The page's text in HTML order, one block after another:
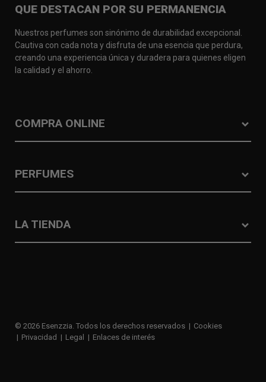
QUE DESTACAN POR SU PERMANENCIA
Nuestros perfumes son sinónimo de durabilidad excepcional.
Cautiva con cada nota y disfruta de una esencia que perdura,
creando una experiencia única y duradera para quienes eligen
la calidad y el ahorro.
COMPRA ONLINE
PERFUMES
LA TIENDA
© 2026 Esenzzia. Todos los derechos reservados
Cookies
Privacidad
Legal Enlaces de interés